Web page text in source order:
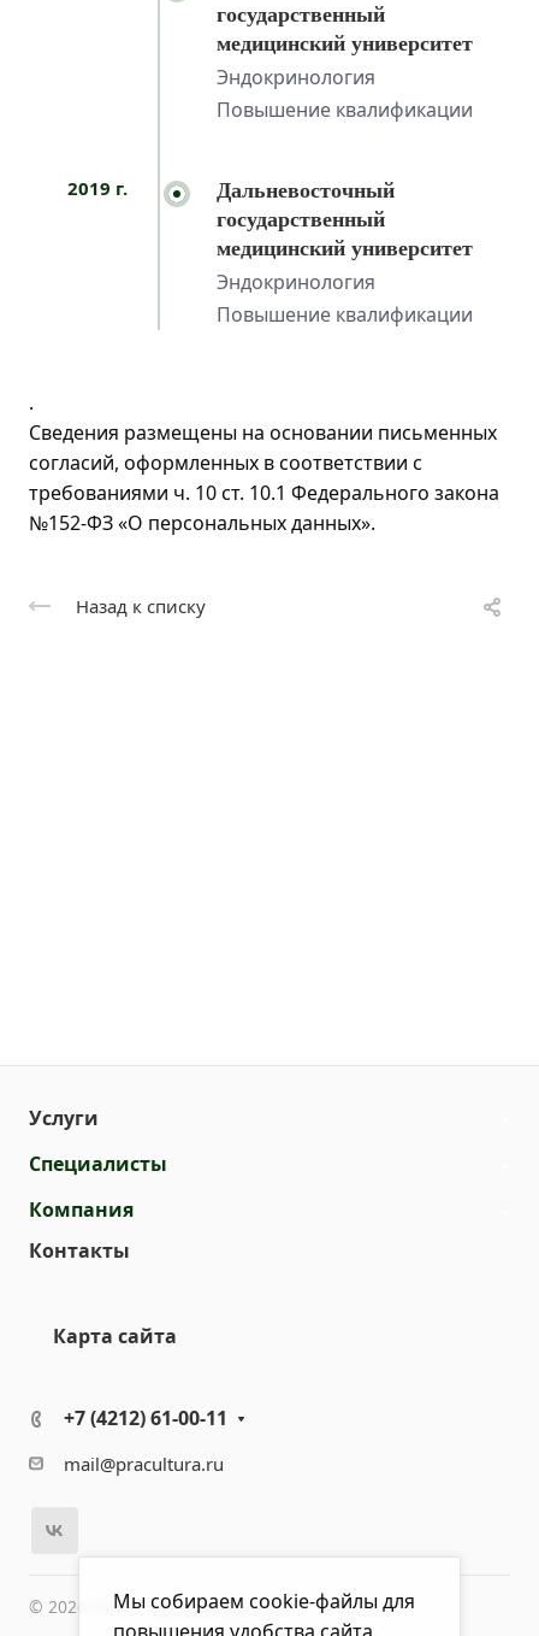
государственный
медицинский университет
Эндокринология
Повышение квалификации
2019 г.
Дальневосточный
государственный
медицинский университет
Эндокринология
Повышение квалификации
.
Сведения размещены на основании письменных
согласий, оформленных в соответствии с
требованиями ч. 10 ст. 10.1 Федерального закона
№152-ФЗ «О персональных данных».
Назад к списку
Услуги
Специалисты
Компания
Контакты
Карта сайта
+7 (4212) 61-00-11
mail@pracultura.ru
© 2026 ООО "Хороший Доктор"
Мы собираем cookie-файлы для